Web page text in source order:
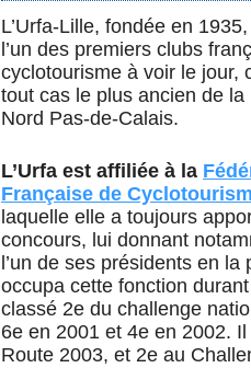
L’Urfa-Lille, fondée en
l’un des premiers clubs
cyclotourisme à voir le jour,
tout cas le plus ancien de la
Nord Pas-de-Calais.
L’Urfa est affiliée à la
Française de
laquelle elle a toujours
concours, lui donnant
l’un de ses présidents en
occupa cette fonction
classé 2e du challenge
6e en 2001 et 4e en 2002.
Route 2003, et 2e au